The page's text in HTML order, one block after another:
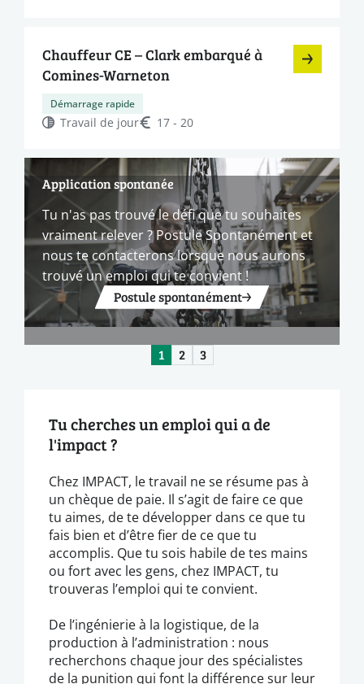
Chauffeur CE – Clark embarqué à
Comines-Warneton
Démarrage rapide
Travail de jour 17 - 20
Application spontanée
Tu n'as pas trouvé le défi que tu souhaites
vraiment relever ? Postule Spontanément et
nous te contacterons lorsque nous aurons
trouvé un emploi qui te convient !
Postule spontanément
1 2 3
Tu cherches un emploi qui a de
l'impact ?
Chez IMPACT, le travail ne se résume pas à
un chèque de paie. Il s’agit de faire ce que
tu aimes, de te développer dans ce que tu
fais bien et d’être fier de ce que tu
accomplis. Que tu sois habile de tes mains
ou fort avec les gens, chez IMPACT, tu
trouveras l’emploi qui te convient.
De l’ingénierie à la logistique, de la
production à l’administration : nous
recherchons chaque jour des spécialistes
de la punition qui font la différence sur leur